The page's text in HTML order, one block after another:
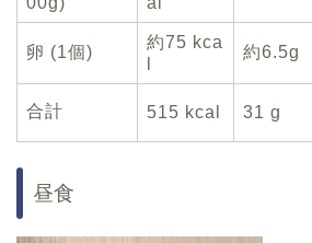
卵 (1個)
約75 kca
約6.5g
合計 515 kcal 31 g
昼食